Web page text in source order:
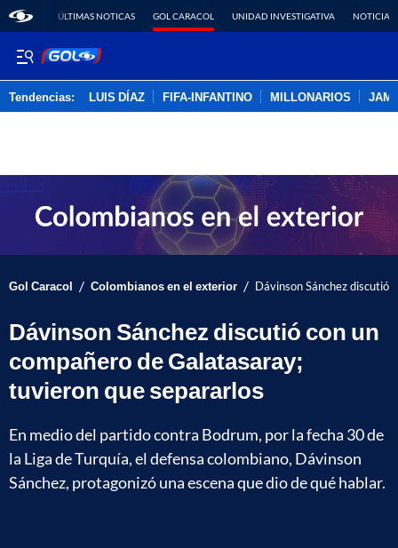
ÚLTIMAS NOTICAS GOL CARACOL UNIDAD INVESTIGATIVA NOTICIAS
Tendencias: LUIS DÍAZ FIFA-INFANTINO MILLONARIOS
Gol Caracol / Colombianos en el exterior / Dávinson Sánchez discutió
Dávinson Sánchez discutió con un
compañero de Galatasaray;
tuvieron que separarlos
En medio del partido contra Bodrum, por la fecha 30 de
la Liga de Turquía, el defensa colombiano, Dávinson
Sánchez, protagonizó una escena que dio de qué hablar.